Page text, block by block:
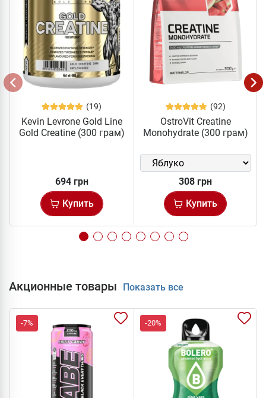
(19)
Kevin Levrone Gold Line
Gold Creatine (300 грам)
694 грн
Купить
(92)
OstroVit Creatine
Monohydrate (300 грам)
308 грн
Купить
Акционные товары Показать все
-7% -20%